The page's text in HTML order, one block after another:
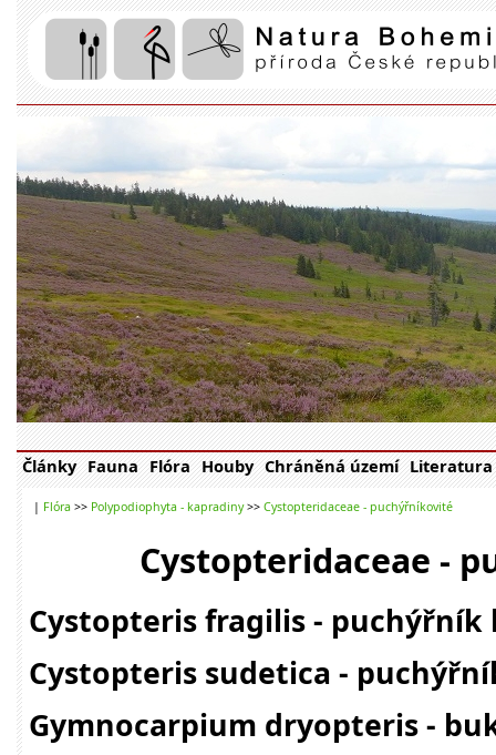
Články Fauna Flóra Houby Chráněná území Literatura
| Flóra >> Polypodiophyta - kapradiny>> Cystopteridaceae - puchýřníkovité
Cystopteridaceae -
Cystopteris fragilis - puchýřník
Cystopteris sudetica -
Gymnocarpium dryopteris -